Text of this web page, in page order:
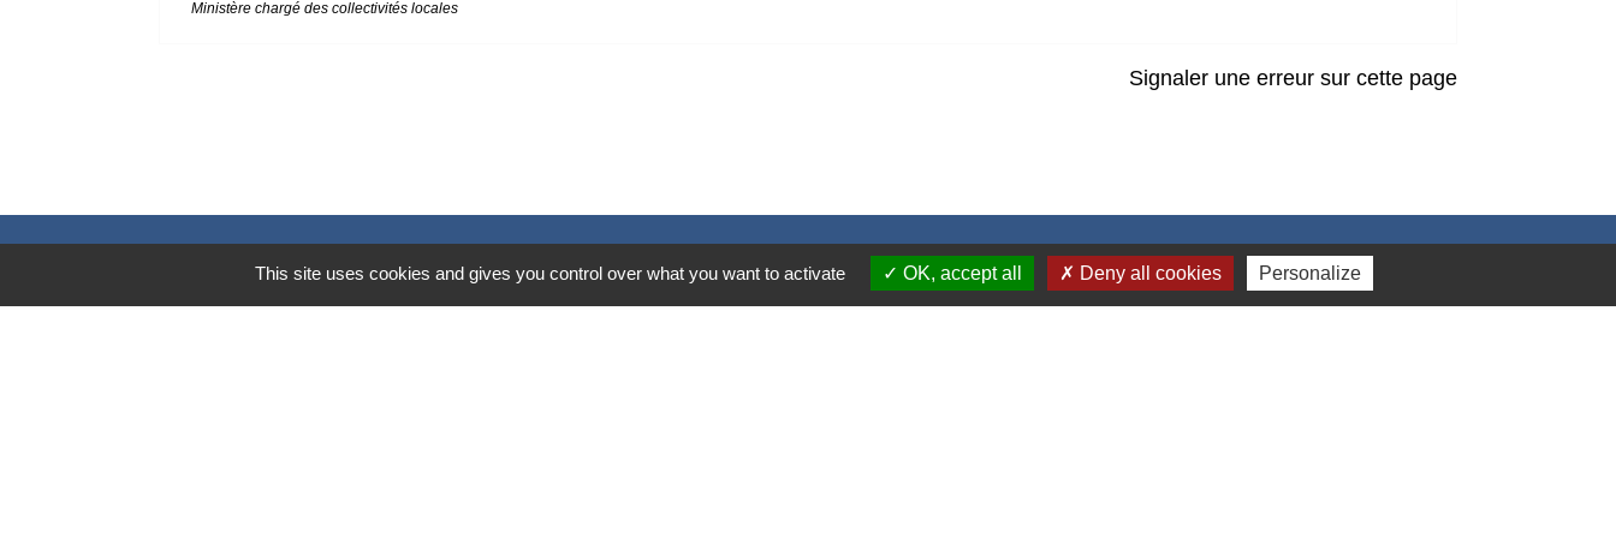
Ministère chargé des collectivités locales
Signaler une erreur sur cette page
Contacts Liens
This site uses cookies and gives you control over what you want to activate OK, accept all Deny all cookies Personalize